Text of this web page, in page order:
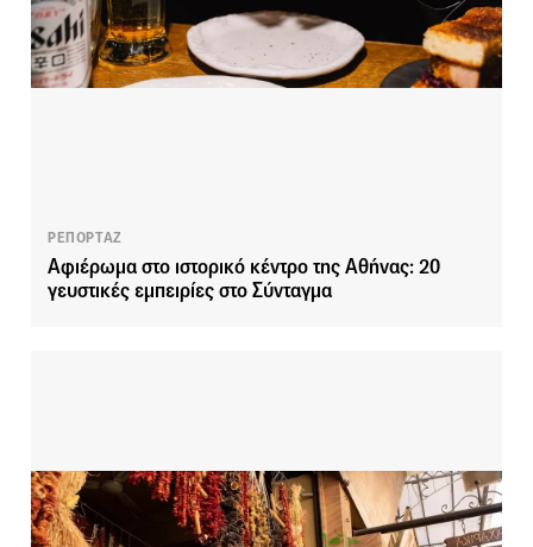
ΡΕΠΟΡΤΑΖ
Αφιέρωμα στο ιστορικό κέντρο της Αθήνας: 20
γευστικές εμπειρίες στο Σύνταγμα